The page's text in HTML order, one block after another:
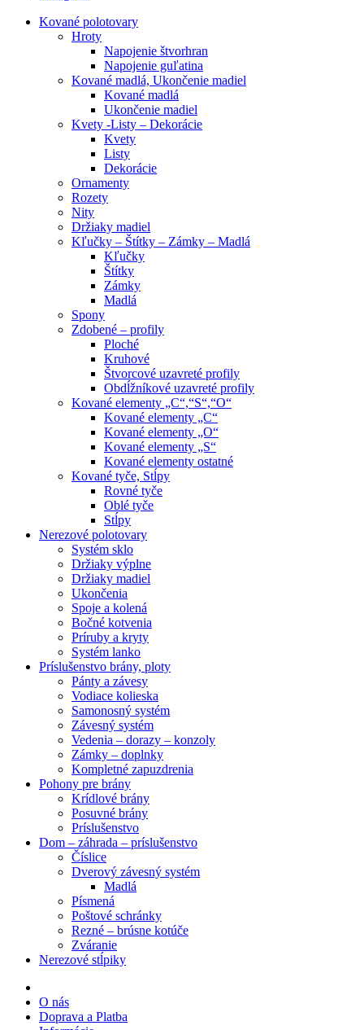
Kované polotovary
Hroty
Napojenie štvorhran
Napojenie guľatina
Kované madlá, Ukončenie madiel
Kované madlá
Ukončenie madiel
Kvety -Listy – Dekorácie
Kvety
Listy
Dekorácie
Ornamenty
Rozety
Nity
Držiaky madiel
Kľučky – Štítky – Zámky – Madlá
Kľučky
Štítky
Zámky
Madlá
Spony
Zdobené – profily
Ploché
Kruhové
Štvorcové uzavreté profily
Obdĺžníkové uzavreté profily
Kované elementy „C“,“S“,“O“
Kované elementy „C“
Kované elementy „O“
Kované elementy „S“
Kované elementy ostatné
Kované tyče, Stĺpy
Rovné tyče
Oblé tyče
Stĺpy
Nerezové polotovary
Systém sklo
Držiaky výplne
Držiaky madiel
Ukončenia
Spoje a kolená
Bočné kotvenia
Príruby a kryty
Systém lanko
Príslušenstvo brány, ploty
Pánty a závesy
Vodiace kolieska
Samonosný systém
Závesný systém
Vedenia – dorazy – konzoly
Zámky – doplnky
Kompletné zapuzdrenia
Pohony pre brány
Krídlové brány
Posuvné brány
Príslušenstvo
Dom – záhrada – príslušenstvo
Číslice
Dverový závesný systém
Madlá
Písmená
Poštové schránky
Rezné – brúsne kotúče
Zváranie
Nerezové stĺpiky
O nás
Doprava a Platba